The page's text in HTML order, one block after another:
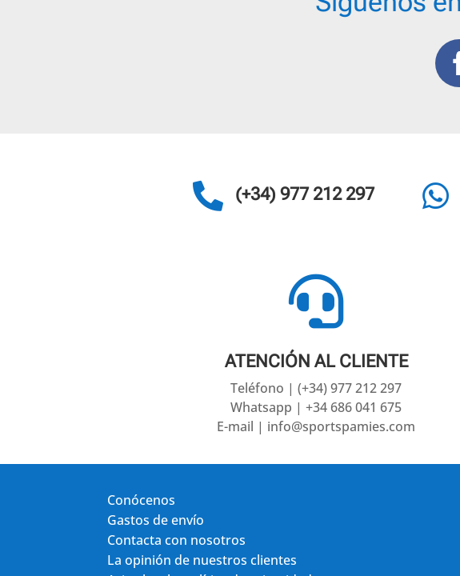
 (+34) 977 212 297 

ATENCIÓN AL CLIENTE
Teléfono | (+34) 977 212 297
Whatsapp | +34 686 041 675
E-mail | info@sportspamies.com
Conócenos
Gastos de envío
Contacta con nosotros
La opinión de nuestros clientes